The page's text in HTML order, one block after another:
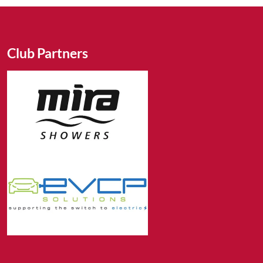
Club Partners